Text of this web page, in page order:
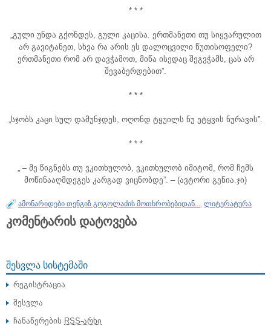
* * *
„გული უნდა გქონდეს, გული კაცისა. ერთმანეთი თუ სიყვარულით
არ გავიტანეთ, სხვა რა არის ეს დალოცვილი წუთისოფელი?
ერთმანეთი რომ არ დავჭამოთ, მიწა ისედაც შეგვჭამს, ცას არ
შევაბერდებით”.
* * *
„სჯობს კაცი სულ დამუნჯდეს, ოღონდ ტყუილს ნუ ეტყვის ნურავის”.
* * *
„ – მე წიგნებს თუ ვკითხულობ, ვკითხულობ იმიტომ, რომ ჩემს
მოწინააღმდეგეს კარგად ვიცნობდე”. – (ავტორი გენია.ჯი)
ამონარიდები თენგიზ გოგოლაძის მოთხრობებიდან..., ლიტერატურა
კომენტარის დატოვება
ᲨᲔᲡᲕᲚᲐ ᲡᲘᲡᲢᲔᲛᲐᲨᲘ
რეგისტრაცია
შესვლა
ჩანაწერების RSS-არხი